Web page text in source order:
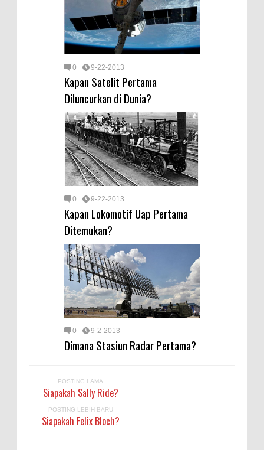
0 9-22-2013
Kapan Satelit Pertama
Diluncurkan di Dunia?
0 9-22-2013
Kapan Lokomotif Uap Pertama
Ditemukan?
0 9-2-2013
Dimana Stasiun Radar Pertama?
POSTING LAMA
Siapakah Sally Ride?
POSTING LEBIH BARU
Siapakah Felix Bloch?